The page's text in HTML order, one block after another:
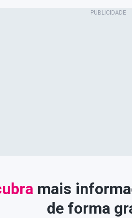
mais
de forma